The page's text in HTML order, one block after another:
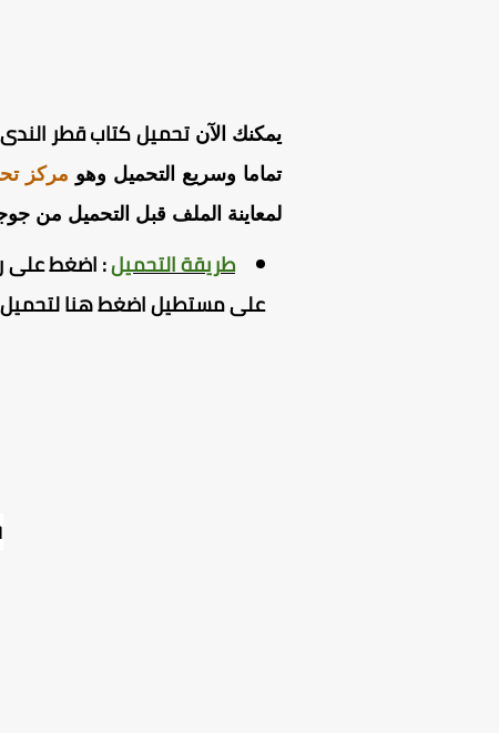
يمكنك الآنتحميل كتاب قطر الندى
تماما وسريع التحميل وهو مركز
لمعاينة الملف قبل التحميل من
طريقة التحميل:اضغط على
على مستطيل اضغط هنا لتحميل